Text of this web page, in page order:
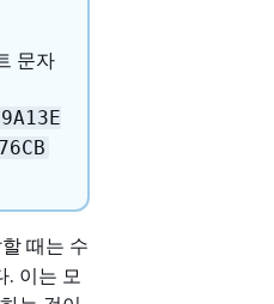
문자
때는 수
. 이는 모